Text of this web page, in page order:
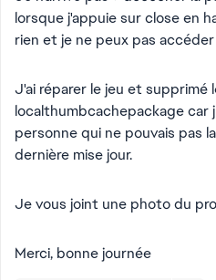
lorsque j'appuie sur close en
rien et je ne peux pas
J'ai réparer le jeu et supprimé
localthumbcachepackage car
personne qui ne pouvais pas
dernière mise jour.
Je vous joint une photo du
Merci, bonne journée